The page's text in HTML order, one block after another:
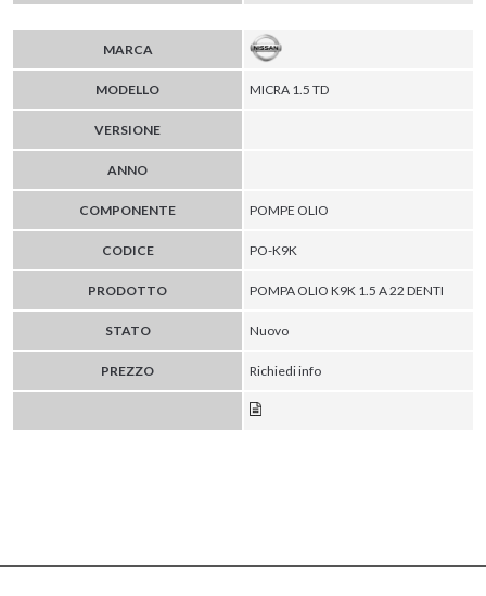
MARCA
MODELLO MICRA 1.5 TD
VERSIONE
ANNO
COMPONENTE POMPE OLIO
CODICE PO-K9K
PRODOTTO POMPA OLIO K9K 1.5 A 22 DENTI
STATO Nuovo
PREZZO Richiedi info